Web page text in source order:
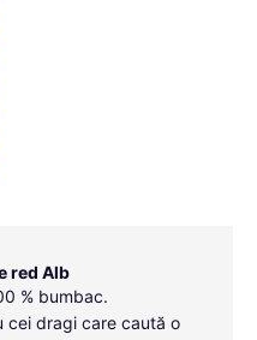
red Alb
% bumbac.
cei dragi care caută o